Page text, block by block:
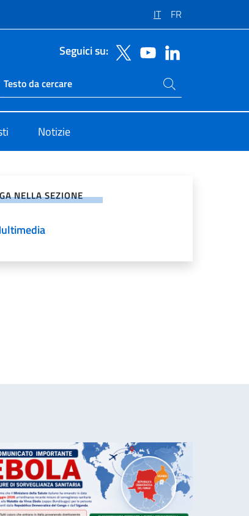
IT FR
Seguici su:
sito live
Cerca nel sito
Notizie
NELLA SEZIONE